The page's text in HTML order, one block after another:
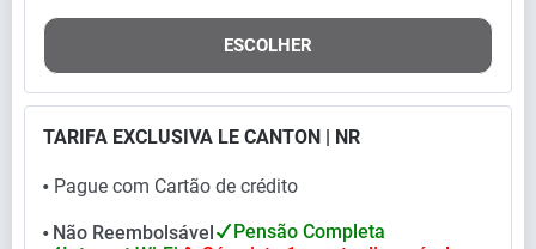
ESCOLHER
TARIFA EXCLUSIVA LE CANTON | NR
⬤ Pague com Cartão de crédito
⬤ Não Reembolsável
Pensão Completa